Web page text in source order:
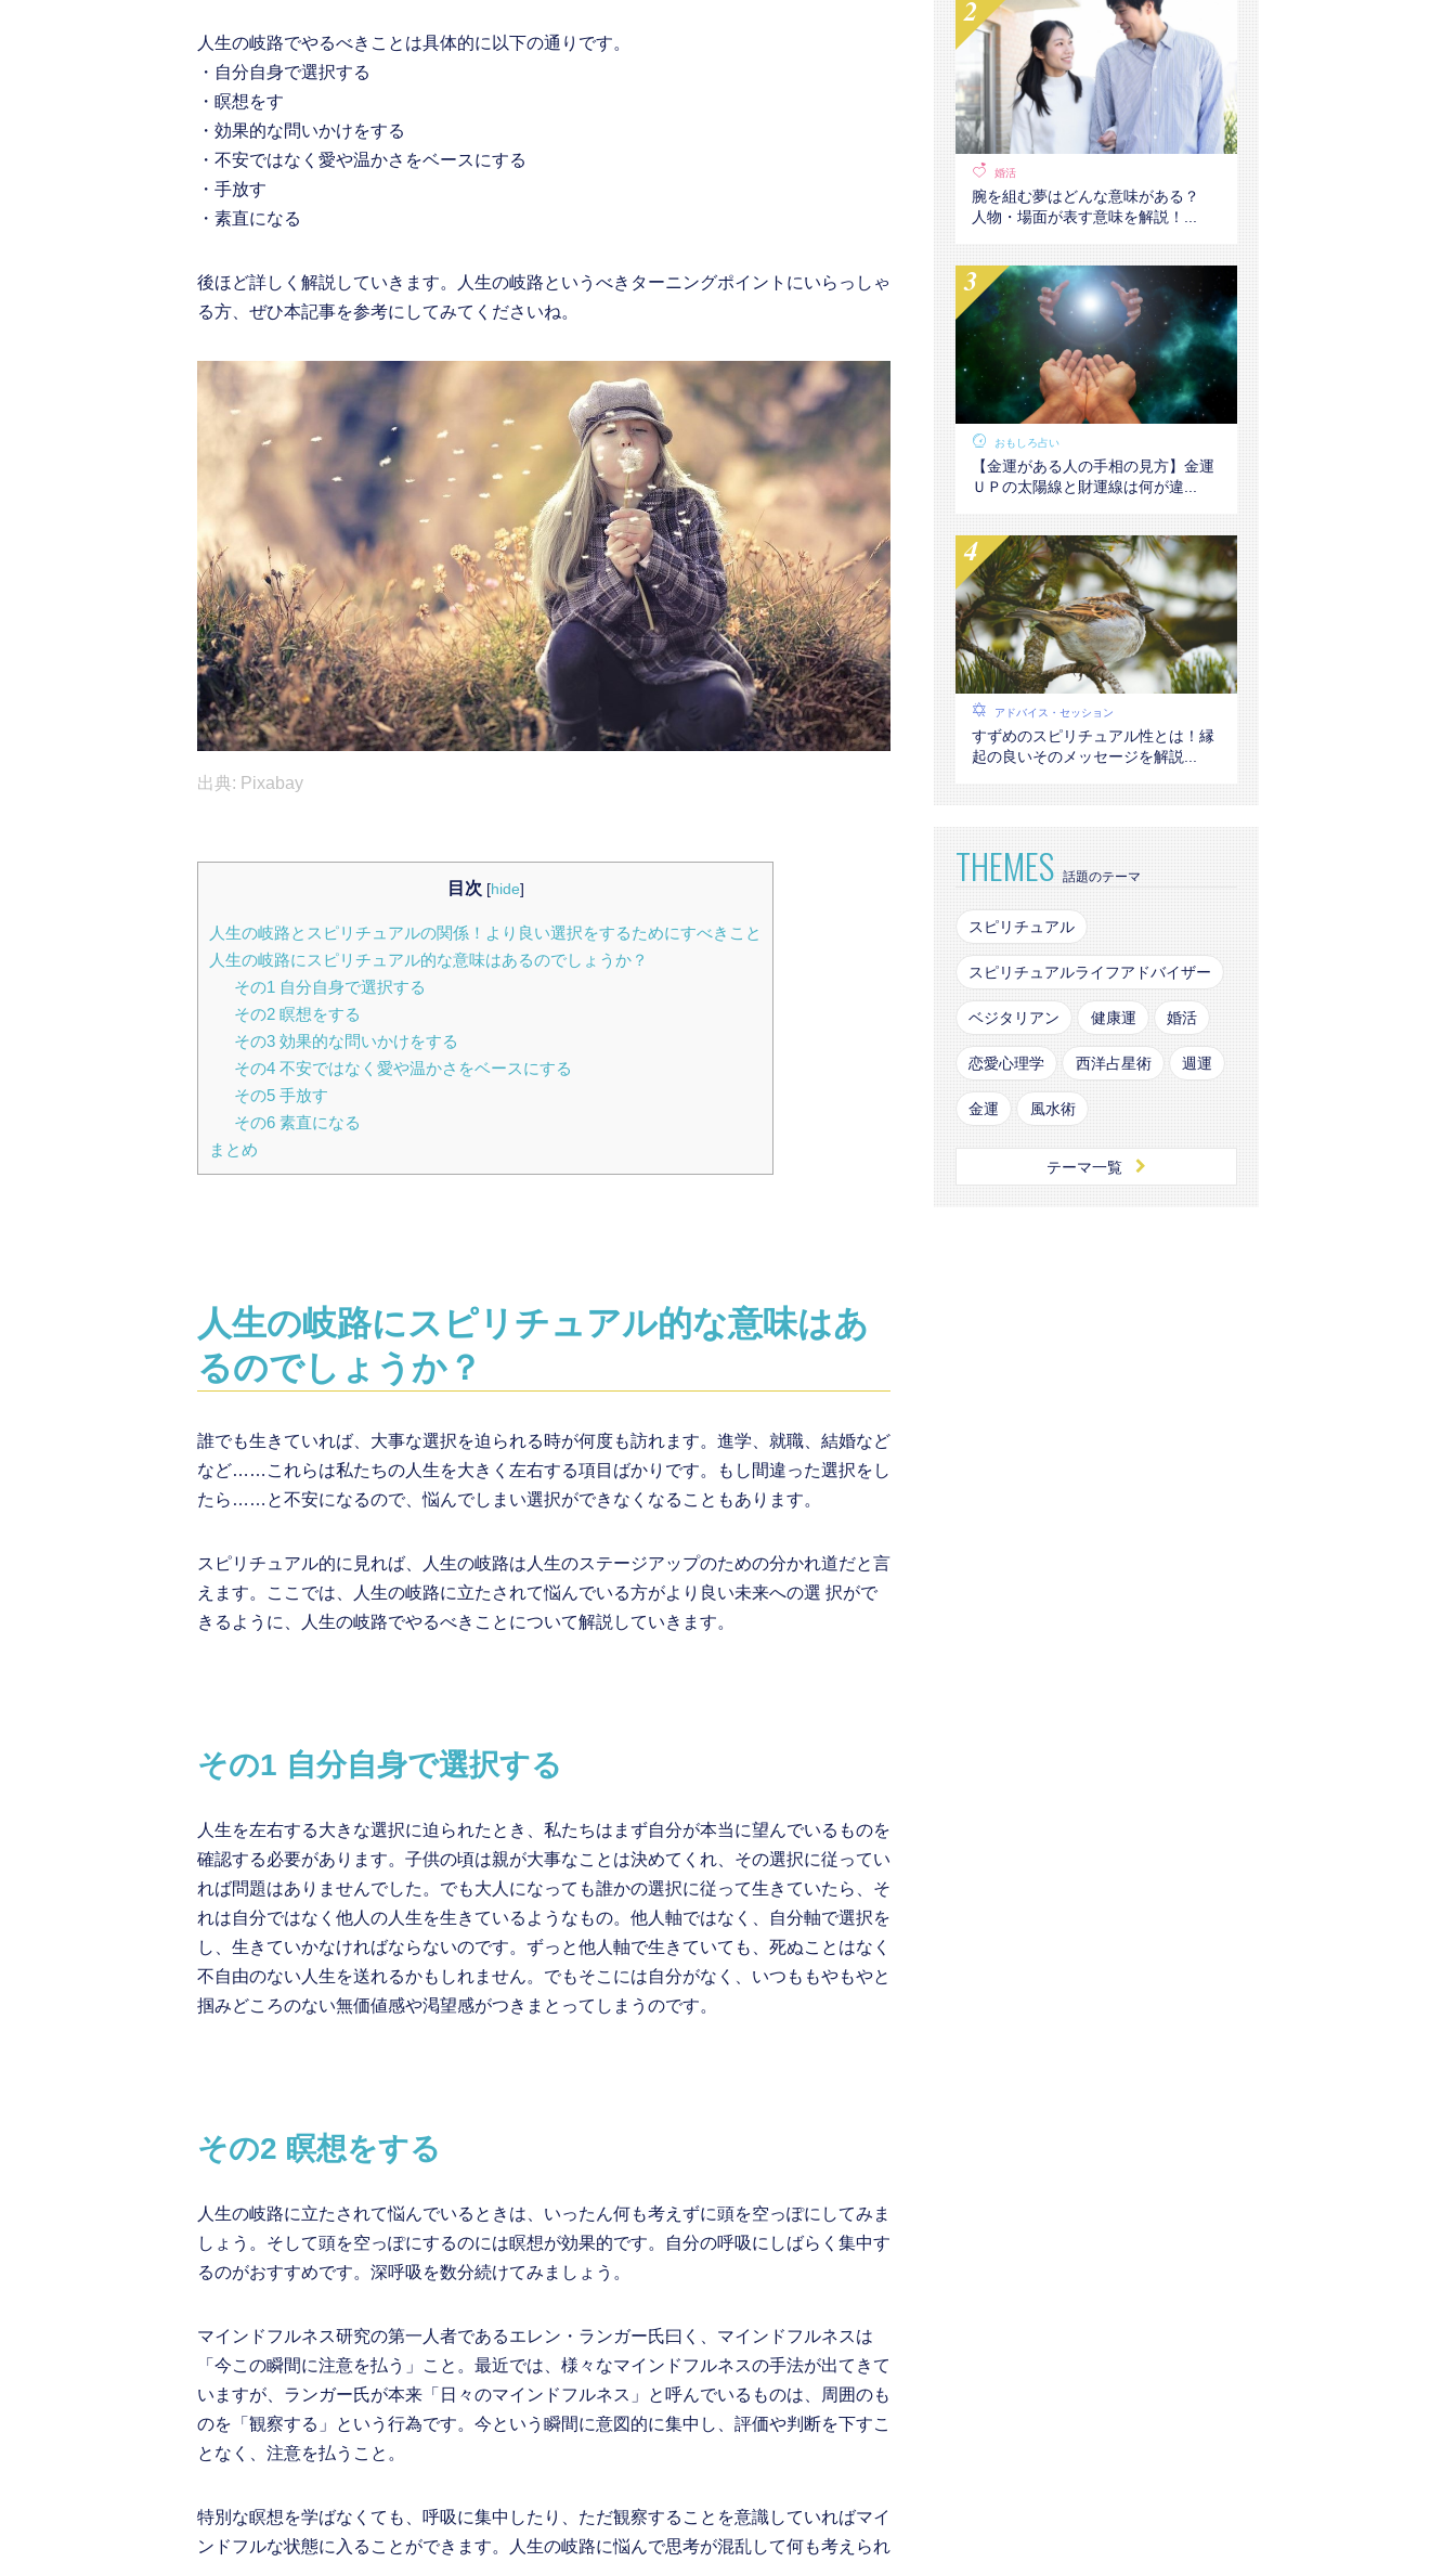
人生の岐路でやるべきことは具体的に以下の通りです。
・自分自身で選択する
・瞑想をす
・効果的な問いかけをする
・不安ではなく愛や温かさをベースにする
・手放す
・素直になる
後ほど詳しく解説していきます。人生の岐路というべきターニングポイントにいらっしゃ
る方、ぜひ本記事を参考にしてみてくださいね。
出典: Pixabay
目次 [hide]
人生の岐路とスピリチュアルの関係！より良い選択をするためにすべきこと
人生の岐路にスピリチュアル的な意味はあるのでしょうか？
その1 自分自身で選択する
その2 瞑想をする
その3 効果的な問いかけをする
その4 不安ではなく愛や温かさをベースにする
その5 手放す
その6 素直になる
まとめ
人生の岐路にスピリチュアル的な意味はあ
るのでしょうか？
誰でも生きていれば、大事な選択を迫られる時が何度も訪れます。進学、就職、結婚など
など……これらは私たちの人生を大きく左右する項目ばかりです。もし間違った選択をし
たら……と不安になるので、悩んでしまい選択ができなくなることもあります。
スピリチュアル的に見れば、人生の岐路は人生のステージアップのための分かれ道だと言
えます。ここでは、人生の岐路に立たされて悩んでいる方がより良い未来への選 択がで
きるように、人生の岐路でやるべきことについて解説していきます。
その1 自分自身で選択する
人生を左右する大きな選択に迫られたとき、私たちはまず自分が本当に望んでいるものを
確認する必要があります。子供の頃は親が大事なことは決めてくれ、その選択に従ってい
れば問題はありませんでした。でも大人になっても誰かの選択に従って生きていたら、そ
れは自分ではなく他人の人生を生きているようなもの。他人軸ではなく、自分軸で選択を
し、生きていかなければならないのです。ずっと他人軸で生きていても、死ぬことはなく
不自由のない人生を送れるかもしれません。でもそこには自分がなく、いつももやもやと
掴みどころのない無価値感や渇望感がつきまとってしまうのです。
その2 瞑想をする
人生の岐路に立たされて悩んでいるときは、いったん何も考えずに頭を空っぽにしてみま
しょう。そして頭を空っぽにするのには瞑想が効果的です。自分の呼吸にしばらく集中す
るのがおすすめです。深呼吸を数分続けてみましょう。
マインドフルネス研究の第一人者であるエレン・ランガー氏曰く、マインドフルネスは
「今この瞬間に注意を払う」こと。最近では、様々なマインドフルネスの手法が出てきて
いますが、ランガー氏が本来「日々のマインドフルネス」と呼んでいるものは、周囲のも
のを「観察する」という行為です。今という瞬間に意図的に集中し、評価や判断を下すこ
となく、注意を払うこと。
特別な瞑想を学ばなくても、呼吸に集中したり、ただ観察することを意識していればマイ
ンドフルな状態に入ることができます。人生の岐路に悩んで思考が混乱して何も考えられ
婚活
腕を組む夢はどんな意味がある？
人物・場面が表す意味を解説！...
おもしろ占い
【金運がある人の手相の見方】金運
ＵＰの太陽線と財運線は何が違...
アドバイス・セッション
すずめのスピリチュアル性とは！縁
起の良いそのメッセージを解説...
THEMES 話題のテーマ
スピリチュアル
スピリチュアルライフアドバイザー
ベジタリアン 健康運 婚活
恋愛心理学 西洋占星術 週運
金運 風水術
テーマ一覧